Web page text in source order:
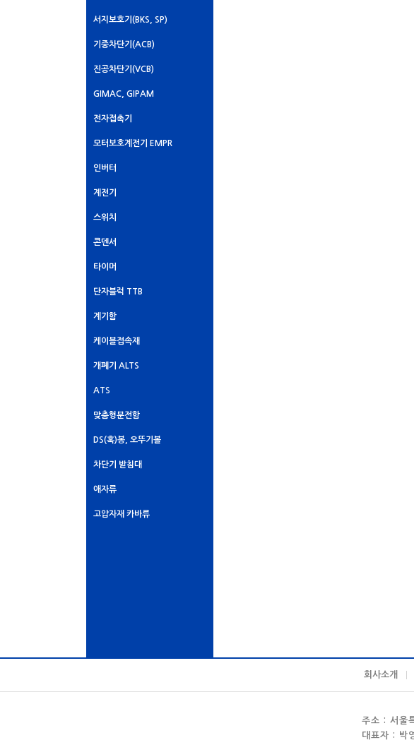
서지보호기(BKS, SP)
기중차단기(ACB)
진공차단기(VCB)
GIMAC, GIPAM
전자접촉기
모터보호계전기 EMPR
인버터
계전기
스위치
콘덴서
타이머
단자블럭 TTB
계기함
케이블접속재
개폐기 ALTS
ATS
맞춤형분전함
DS(훅)봉, 오뚜기볼
차단기 받침대
애자류
고압자재 카바류
회사소개
주소 : 서울
대표자 : 박